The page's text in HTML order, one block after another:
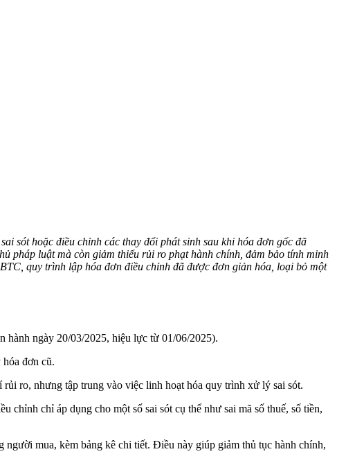
sót hoặc điều chỉnh các thay đổi phát sinh sau khi hóa đơn gốc đã
pháp luật mà còn giảm thiểu rủi ro phạt hành chính, đảm bảo tính minh
quy trình lập hóa đơn điều chỉnh đã được đơn giản hóa, loại bỏ một
ngày 20/03/2025, hiệu lực từ 01/06/2025).
đơn cũ.
ro, nhưng tập trung vào việc linh hoạt hóa quy trình xử lý sai sót.
chỉ áp dụng cho một số sai sót cụ thể như sai mã số thuế, số tiền,
mua, kèm bảng kê chi tiết. Điều này giúp giảm thủ tục hành chính,